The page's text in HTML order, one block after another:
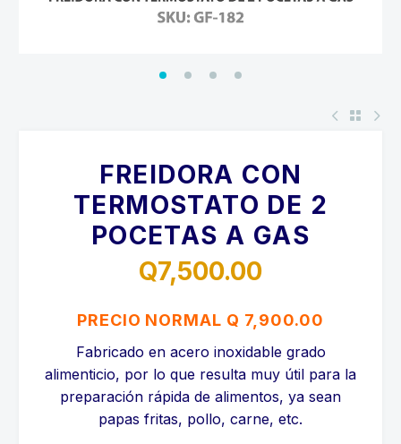
FREIDORA CON
TERMOSTATO DE 2
POCETAS A GAS
Q7,500.00
PRECIO NORMAL Q 7,900.00
Fabricado en acero inoxidable grado
alimenticio, por lo que resulta muy útil para la
preparación rápida de alimentos, ya sean
papas fritas, pollo, carne, etc.